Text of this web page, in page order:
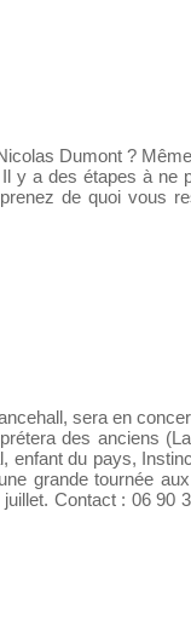
Dumont ?
y a des étapes à ne
de quoi vous
sera en
des anciens
du pays,
grande tournée
Contact : 06 90